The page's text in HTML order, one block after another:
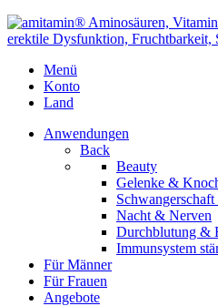
Menü
Konto
Land
Anwendungen
Back
Beauty
Gelenke &
Nacht & Nerven
Durchblutung &
Immunsystem
Für Männer
Für Frauen
Angebote